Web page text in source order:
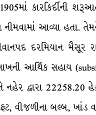
કારકિર્દીની
આવ્યા હતા.
દરમિયાન મૈસૂર
આર્થિક સહાય
દ્વારા 22258.20
વીજળીના બલ્બ, ખાંડ